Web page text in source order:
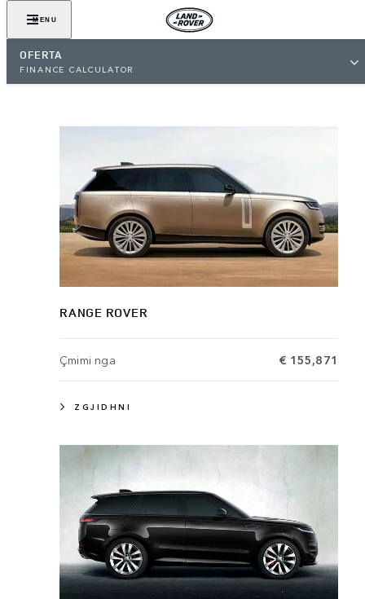
MENU
OFERTA
FINANCE CALCULATOR
RANGE ROVER
Çmimi nga € 155,871
ZGJIDHNI